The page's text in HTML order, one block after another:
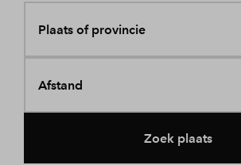
Plaats of provincie
Afstand
Zoek plaats